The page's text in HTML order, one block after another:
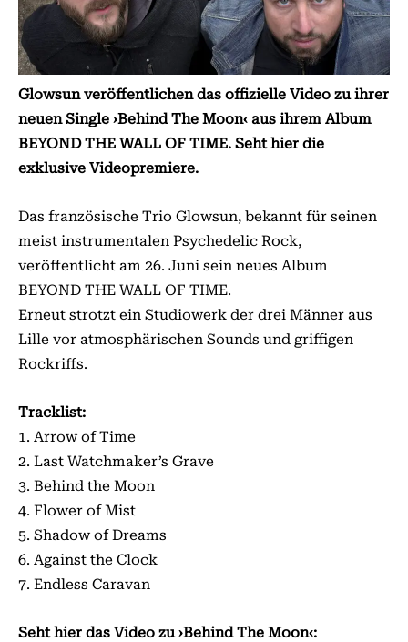
Glowsun veröffentlichen das offizielle Video zu ihrer
neuen Single ›Behind The Moon‹ aus ihrem Album
BEYOND THE WALL OF TIME. Seht hier die
exklusive Videopremiere.
Das französische Trio Glowsun, bekannt für seinen
meist instrumentalen Psychedelic Rock,
veröffentlicht am 26. Juni sein neues Album
BEYOND THE WALL OF TIME.
Erneut strotzt ein Studiowerk der drei Männer aus
Lille vor atmosphärischen Sounds und griffigen
Rockriffs.
Tracklist:
1. Arrow of Time
2. Last Watchmaker’s Grave
3. Behind the Moon
4. Flower of Mist
5. Shadow of Dreams
6. Against the Clock
7. Endless Caravan
Seht hier das Video zu ›Behind The Moon‹: